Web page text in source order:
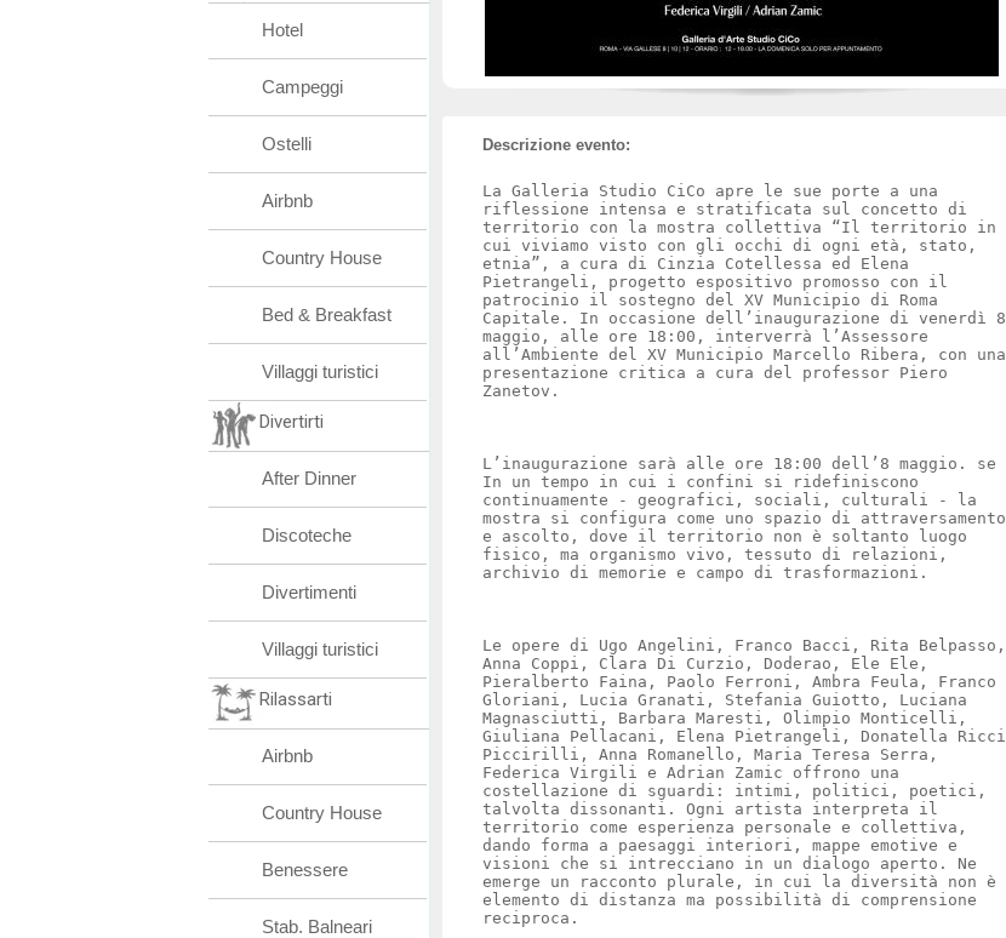
Descrizione evento:
La Galleria Studio CiCo apre le sue porte a una
riflessione intensa e stratificata sul concetto di
territorio con la mostra collettiva “Il territorio in
cui viviamo visto con gli occhi di ogni età, stato,
etnia”, a cura di Cinzia Cotellessa ed Elena
Pietrangeli, progetto espositivo promosso con il
patrocinio il sostegno del XV Municipio di Roma
Capitale. In occasione dell’inaugurazione di venerdì 8
maggio, alle ore 18:00, interverrà l’Assessore
all’Ambiente del XV Municipio Marcello Ribera, con una
presentazione critica a cura del professor Piero
Zanetov.
L’inaugurazione sarà alle ore 18:00 dell’8 maggio. se
In un tempo in cui i confini si ridefiniscono
continuamente - geografici, sociali, culturali - la
mostra si configura come uno spazio di attraversamento
e ascolto, dove il territorio non è soltanto luogo
fisico, ma organismo vivo, tessuto di relazioni,
archivio di memorie e campo di trasformazioni.
Le opere di Ugo Angelini, Franco Bacci, Rita Belpasso,
Anna Coppi, Clara Di Curzio, Doderao, Ele Ele,
Pieralberto Faina, Paolo Ferroni, Ambra Feula, Franco
Gloriani, Lucia Granati, Stefania Guiotto, Luciana
Magnasciutti, Barbara Maresti, Olimpio Monticelli,
Giuliana Pellacani, Elena Pietrangeli, Donatella Ricci
Piccirilli, Anna Romanello, Maria Teresa Serra,
Federica Virgili e Adrian Zamic offrono una
costellazione di sguardi: intimi, politici, poetici,
talvolta dissonanti. Ogni artista interpreta il
territorio come esperienza personale e collettiva,
dando forma a paesaggi interiori, mappe emotive e
visioni che si intrecciano in un dialogo aperto. Ne
emerge un racconto plurale, in cui la diversità non è
elemento di distanza ma possibilità di comprensione
reciproca.
Hotel
Campeggi
Ostelli
Airbnb
Country House
Bed & Breakfast
Villaggi turistici
Divertirti
After Dinner
Discoteche
Divertimenti
Villaggi turistici
Rilassarti
Airbnb
Country House
Benessere
Stab. Balneari